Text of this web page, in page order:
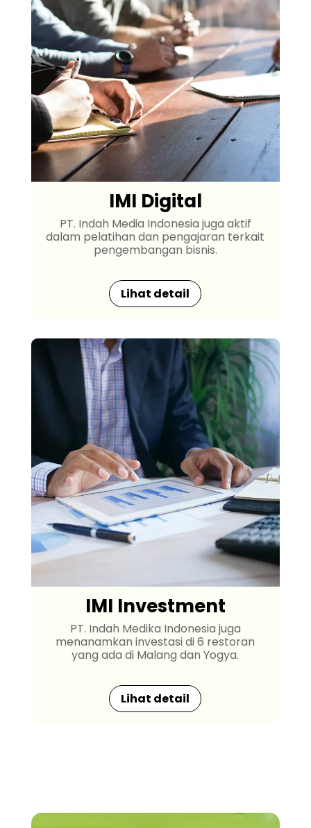
IMI Digital
PT. Indah Media Indonesia juga aktif
dalam pelatihan dan pengajaran terkait
pengembangan bisnis.
Lihat detail
IMI Investment
PT. Indah Medika Indonesia juga
menanamkan investasi di 6 restoran
yang ada di Malang dan Yogya.
Lihat detail